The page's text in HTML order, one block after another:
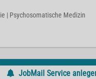
| Psychosomatische Medizin
JobMail Service